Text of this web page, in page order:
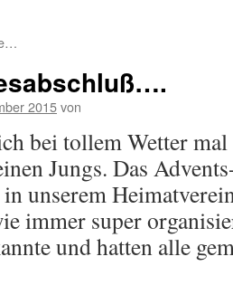
2015von
bei tollem Wetter
Jungs. Das
in unserem
immer super
und hatten alle